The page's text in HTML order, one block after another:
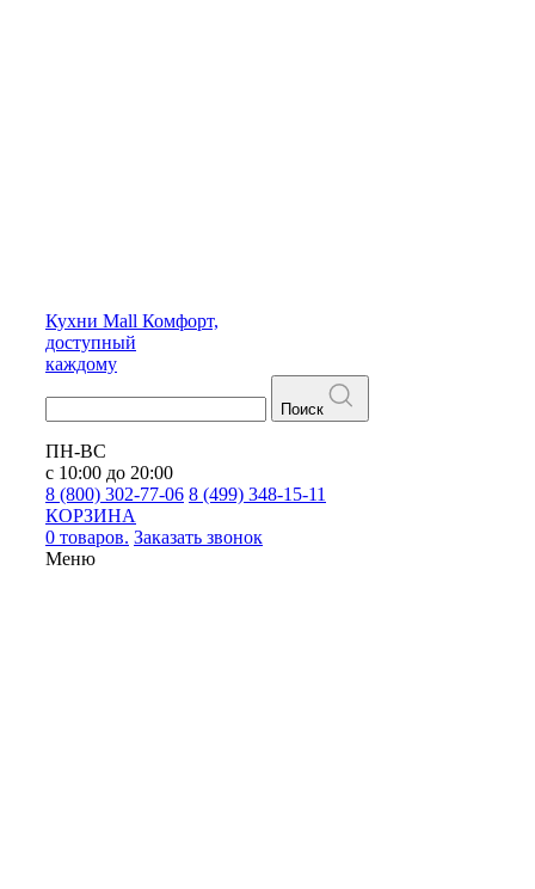
Кухни Mall Комфорт,
доступный
каждому
Поиск
ПН-ВС
с 10:00 до 20:00
8 (800) 302-77-06 8 (499) 348-15-11
КОРЗИНА
0 товаров. Заказать звонок
Меню